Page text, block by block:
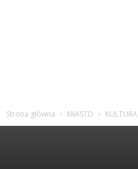
Strona główna MIASTO